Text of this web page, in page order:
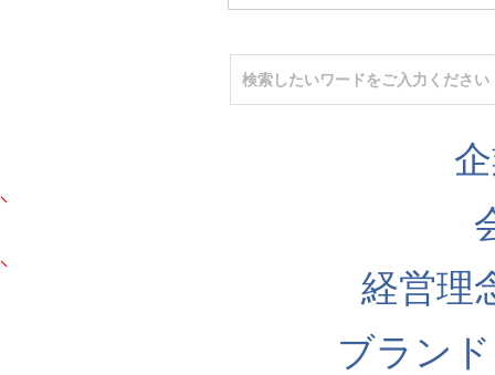
経営理
ブラン